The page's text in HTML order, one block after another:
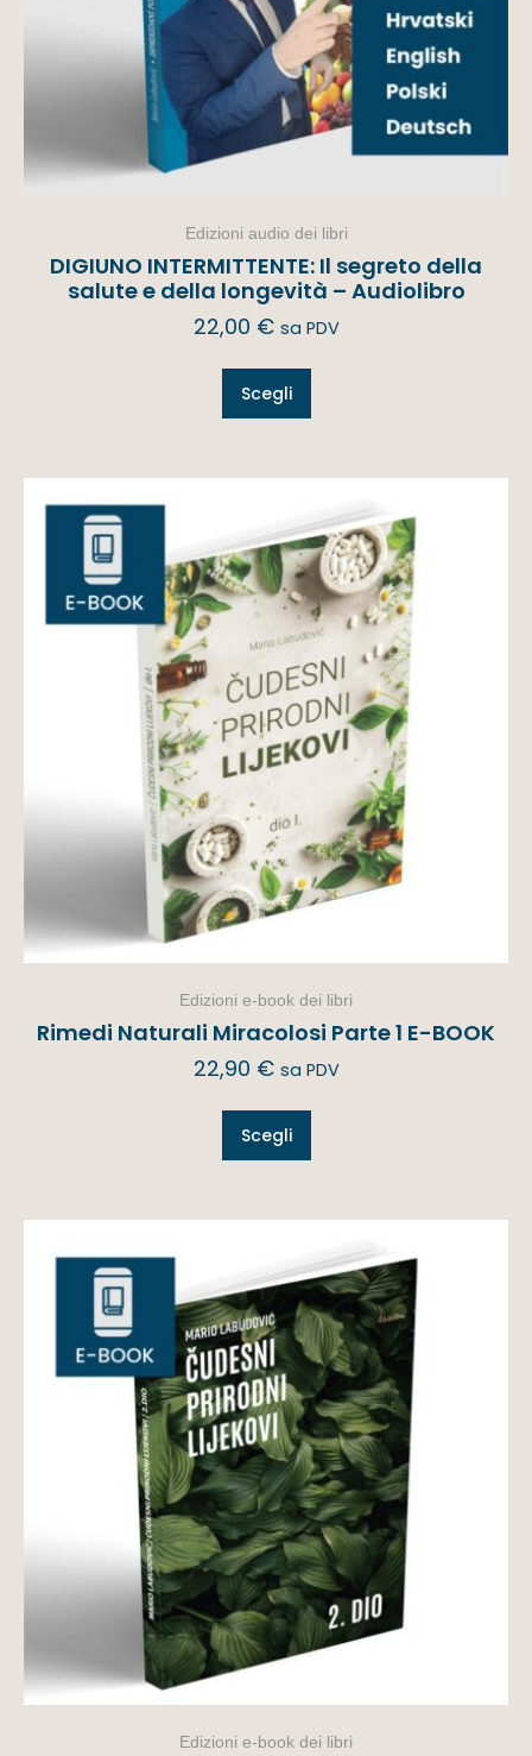
Edizioni audio dei libri
DIGIUNO INTERMITTENTE: Il segreto della
salute e della longevità – Audiolibro
22,00 € sa PDV
Scegli
Edizioni e-book dei libri
Rimedi Naturali Miracolosi Parte 1 E-BOOK
22,90 € sa PDV
Scegli
Edizioni e-book dei libri